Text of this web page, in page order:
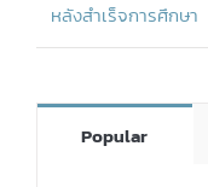
หลังสำเร็จการศึกษา
Popular